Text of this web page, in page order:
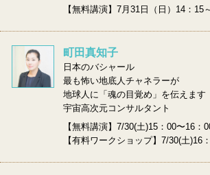
【無料講演】7月31日（日）14：15
町田真知子
日本のバシャール
最も怖い地底人チャネラーが
地球人に「魂の目覚め」を伝えます
宇宙高次元コンサルタント
【無料講演】7/30(土)15：00〜16：
【有料ワークショップ】7/30(土)16